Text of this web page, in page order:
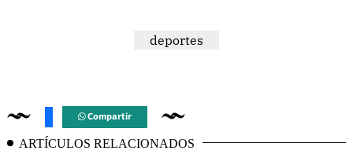
deportes
Compartir
ARTÍCULOS RELACIONADOS